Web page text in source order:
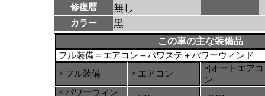
修復暦 無し
カラー 黒
この車の主な装備品
フル装備＝エアコン＋パワステ＋パワーウィンド
×|フル装備
×|エアコン
×|オートエアコ
ン
×|パワーウィン